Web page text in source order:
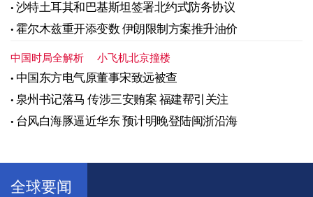
沙特土耳其和巴基斯坦签署北约式防务协议
霍尔木兹重开添变数 伊朗限制方案推升油价
中国时局全解析 小飞机北京撞楼
中国东方电气原董事宋致远被查
泉州书记落马 传涉三安贿案 福建帮引关注
台风白海豚逼近华东 预计明晚登陆闽浙沿海
全球要闻